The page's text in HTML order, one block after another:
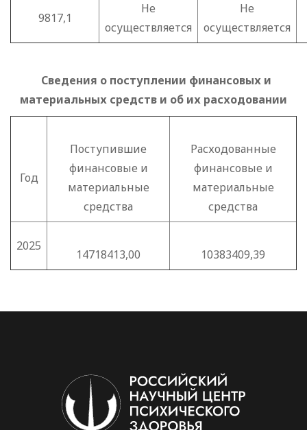
9817,1
Не
осуществляется
Не
осуществляется
Сведения о поступлении финансовых и
материальных средств и об их расходовании
Год
Поступившие
финансовые и
материальные
средства
Расходованные
финансовые и
материальные
средства
2025
14718413,00 10383409,39